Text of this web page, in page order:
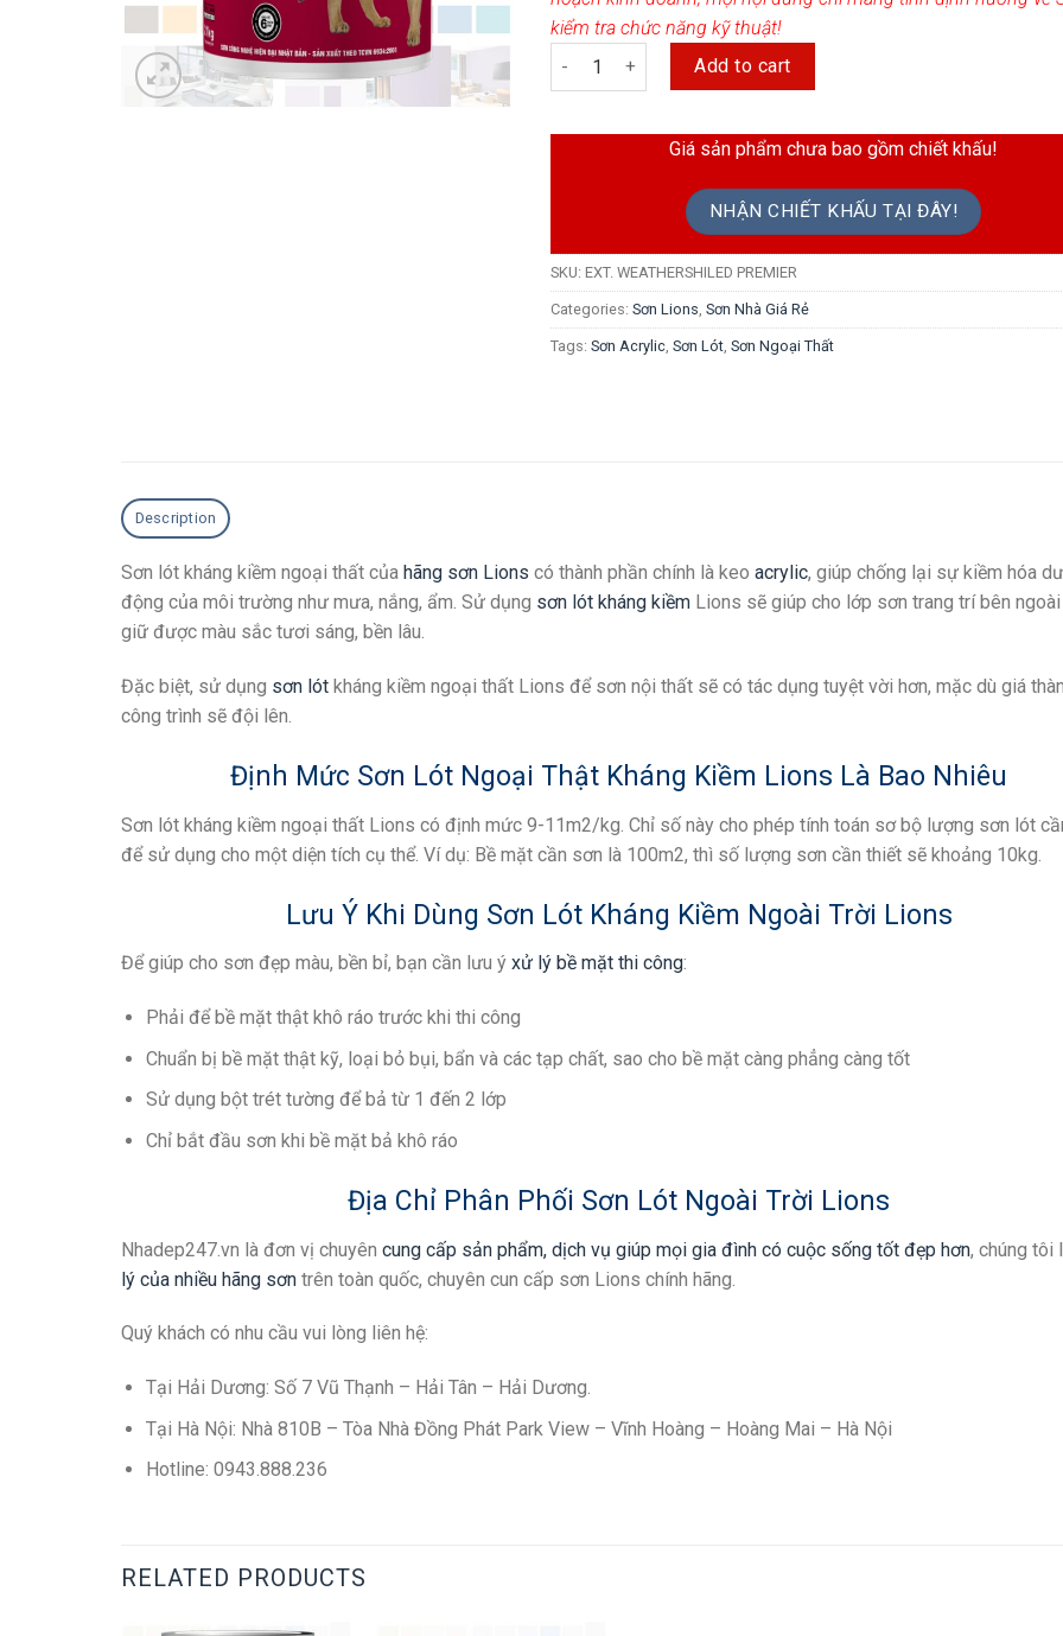
kiểm tra chức năng kỹ thuật!
Sơn Lót Kháng Kiềm Ngoại Thất Lions Cao Cấp quantity
Add to cart
Giá sản phẩm chưa bao gồm chiết khấu!
NHẬN CHIẾT KHẤU TẠI ĐÂY!
SKU:EXT. WEATHERSHILED PREMIER
Categories:Sơn Lions ,Sơn Nhà Giá Rẻ
Tags:Sơn Acrylic ,Sơn Lót ,Sơn Ngoại Thất
Description
Sơn lót kháng kiềm ngoại thất của hãng sơn Lions có thành phần chính là keo acrylic, giúp chống lại sự kiềm hóa
động của môi trường như mưa, nắng, ẩm. Sử dụng sơn lót kháng kiềm Lions sẽ giúp cho lớp sơn trang trí bên
giữ được màu sắc tươi sáng, bền lâu.
Đặc biệt, sử dụng sơn lót kháng kiềm ngoại thất Lions để sơn nội thất sẽ có tác dụng tuyệt vời hơn, mặc dù giá
công trình sẽ đội lên.
Định Mức Sơn Lót Ngoại Thật Kháng Kiềm Lions Là Bao Nhiêu
Sơn lót kháng kiềm ngoại thất Lions có định mức 9-11m2/kg. Chỉ số này cho phép tính toán sơ bộ lượng sơn lót
để sử dụng cho một diện tích cụ thể. Ví dụ: Bề mặt cần sơn là 100m2, thì số lượng sơn cần thiết sẽ khoảng 10kg.
Lưu Ý Khi Dùng Sơn Lót Kháng Kiềm Ngoài Trời Lions
Để giúp cho sơn đẹp màu, bền bỉ, bạn cần lưu ý xử lý bề mặt thi công:
Phải để bề mặt thật khô ráo trước khi thi công
Chuẩn bị bề mặt thật kỹ, loại bỏ bụi, bẩn và các tạp chất, sao cho bề mặt càng phẳng càng tốt
Sử dụng bột trét tường để bả từ 1 đến 2 lớp
Chỉ bắt đầu sơn khi bề mặt bả khô ráo
Địa Chỉ Phân Phối Sơn Lót Ngoài Trời Lions
Nhadep247.vn là đơn vị chuyên cung cấp sản phẩm, dịch vụ giúp mọi gia đình có cuộc sống tốt đẹp hơn, chúng tôi
lý của nhiều hãng sơn trên toàn quốc, chuyên cun cấp sơn Lions chính hãng.
Quý khách có nhu cầu vui lòng liên hệ:
Tại Hải Dương: Số 7 Vũ Thạnh – Hải Tân – Hải Dương.
Tại Hà Nội: Nhà 810B – Tòa Nhà Đồng Phát Park View – Vĩnh Hoàng – Hoàng Mai – Hà Nội
Hotline: 0943.888.236
RELATED PRODUCTS